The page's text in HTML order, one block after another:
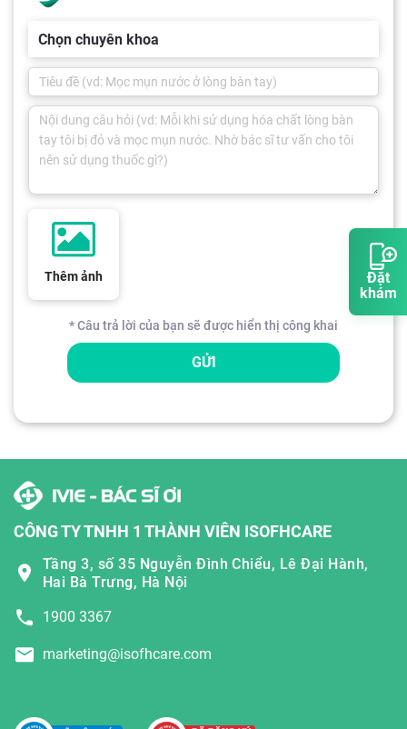
Đặt
khám
Chọn chuyên khoa
Thêm ảnh
* Câu trả lời của bạn sẽ được hiển thị công khai
GỬI
CÔNG TY TNHH 1 THÀNH VIÊN ISOFHCARE
Tầng 3, số 35 Nguyễn Đình Chiểu, Lê Đại Hành,
Hai Bà Trưng, Hà Nội
1900 3367
marketing@isofhcare.com